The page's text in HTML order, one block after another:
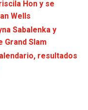
Hon y se
Wells
Sabalenka y
Grand Slam
resultados